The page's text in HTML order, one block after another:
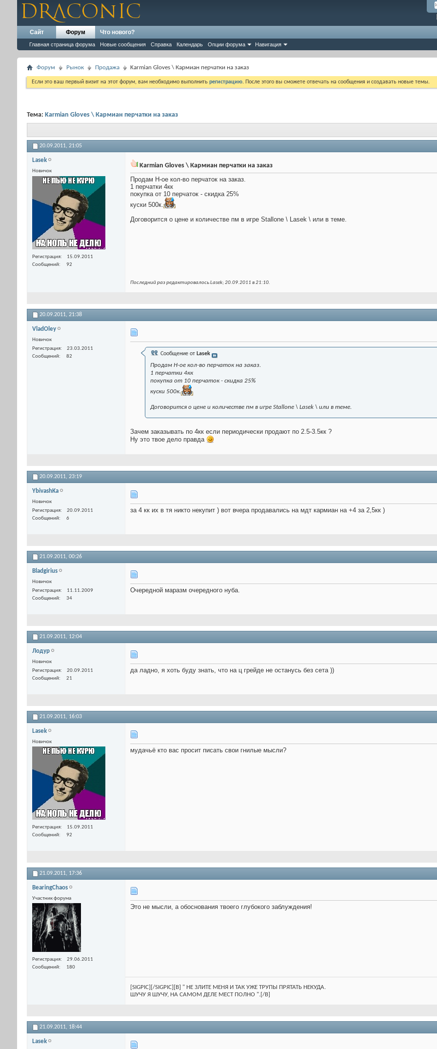
Сайт Форум
Главная страница форума Новые сообщения Справка Календарь Опции форума Навигация
Что нового?
Форум Рынок Продажа Karmian Gloves \ Кармиан перчатки на заказ
Если это ваш первый визит на этот форум, вам необходимо выполнить регистрацию. После этого вы сможете отвечать на сообщения и создавать новые темы.
Тема: Karmian Gloves \ Кармиан перчатки на заказ
20.09.2011, 21:05
Lasek
Новичок
Регистрация
15.09.2011
Сообщений
92
Karmian Gloves \ Кармиан перчатки на заказ
Продам Н-ое кол-во перчаток на заказ.
1 перчатки 4кк
покупка от 10 перчаток - скидка 25%
куски 500к.
Договорится о цене и количестве пм в игре Stallone \ Lasek \ или в теме.
Последний раз редактировалось Lasek; 20.09.2011 в21:10.
20.09.2011, 21:38
VladOley
Новичок
Регистрация
23.03.2011
Сообщений
82 Сообщение от Lasek
Продам Н-ое кол-во перчаток на заказ.
1 перчатки 4кк
покупка от 10 перчаток - скидка 25%
куски 500к.
Договорится о цене и количестве пм в игре Stallone \ Lasek \ или в теме.
Зачем заказывать по 4кк если периодически продают по 2.5-3.5кк ?
Ну это твое дело правда
20.09.2011, 23:19
YbivashKa
Новичок
Регистрация
20.09.2011
Сообщений
6
за 4 кк их в тя никто некупит ) вот вчера продавались на мдт кармиан на +4 за 2,5кк )
21.09.2011, 00:26
Bladgirius
Новичок
Регистрация
11.11.2009
Сообщений
34
Очередной маразм очередного нуба.
21.09.2011, 12:04
Лодур
Новичок
Регистрация
20.09.2011
Сообщений
21
да ладно, я хоть буду знать, что на ц грейде не останусь без сета ))
21.09.2011, 16:03
Lasek
Новичок
Регистрация
15.09.2011
Сообщений
92
мудачьё кто вас просит писать свои гнилые мысли?
21.09.2011, 17:36
BearingChaos
Участник форума
Регистрация
29.06.2011
Сообщений
180
Это не мысли, а обоснования твоего глубокого заблуждения!
[SIGPIC][/SIGPIC][B] " НЕ ЗЛИТЕ МЕНЯ И ТАК УЖЕ ТРУПЫ ПРЯТАТЬ НЕКУДА.
ШУЧУ Я ШУЧУ, НА САМОМ ДЕЛЕ МЕСТ ПОЛНО ".[/B]
21.09.2011, 18:44
Lasek